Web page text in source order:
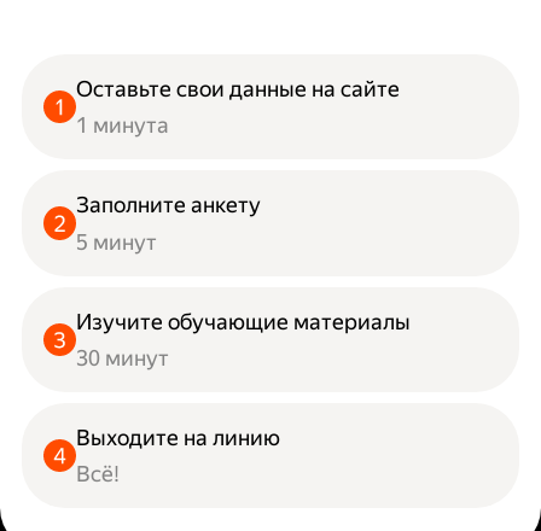
Оставьте свои данные на сайте
1 минута
Заполните анкету
5 минут
Изучите обучающие материалы
30 минут
Выходите на линию
Всё!